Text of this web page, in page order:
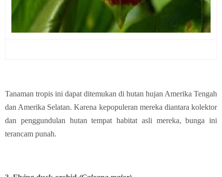
Tanaman tropis ini dapat ditemukan di hutan hujan Amerika Tengah
dan Amerika Selatan. Karena kepopuleran mereka diantara kolektor
dan penggundulan hutan tempat habitat asli mereka, bunga ini
terancam punah.